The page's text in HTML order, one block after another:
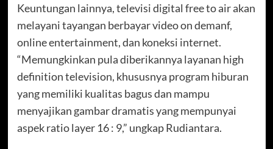
Keuntungan lainnya, televisi digital free to air akan
melayani tayangan berbayar video on demanf,
online entertainment, dan koneksi internet.
“Memungkinkan pula diberikannya layanan high
definition television, khususnya program hiburan
yang memiliki kualitas bagus dan mampu
menyajikan gambar dramatis yang mempunyai
aspek ratio layer 16 : 9,” ungkap Rudiantara.